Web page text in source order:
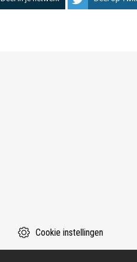
Cookie instellingen